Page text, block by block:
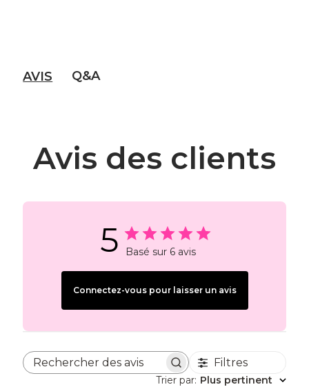
AVIS Q&A
Avis des clients
5 Basé sur 6 avis
Connectez-vous pour laisser un avis
Rechercher des avisFiltres
Trier par: Plus pertinent